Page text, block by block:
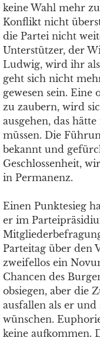
keine Wahl mehr
Konflikt nicht
die Partei nicht
Unterstützer, der
Ludwig, wird ihr
geht sich nicht
gewesen sein.
zu zaubern, wird
ausgehen, das
müssen. Die
bekannt und
Geschlossenheit,
in Permanenz.
Einen Punktesieg
er im
Parteitag über den
zweifellos ein
Chancen des
obsiegen, aber die
ausfallen als er und
wünschen.
keine aufkommen.